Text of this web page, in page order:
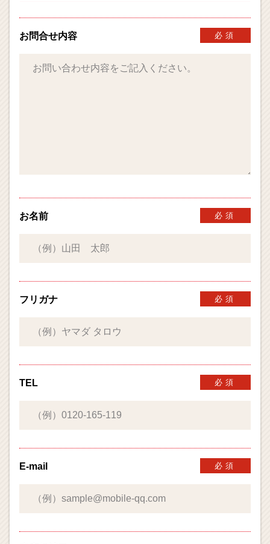
お問合せ内容 必須
お名前 必須
フリガナ 必須
TEL 必須
E-mail 必須